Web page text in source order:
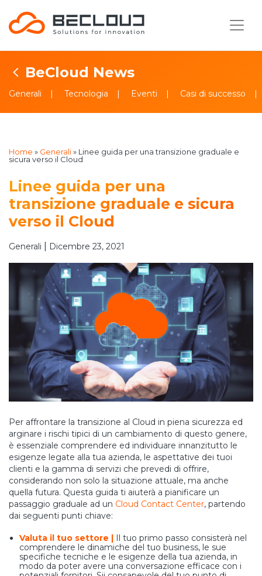
BeCloud News
Generali Tecnologia Eventi Casi di successo
Home » Generali» Linee guida per una transizione graduale e
sicura verso il Cloud
Linee guida per una
transizione graduale e sicura
verso il Cloud
Generali Dicembre 23, 2021
Per affrontare la transizione al Cloud in piena sicurezza ed
arginare i rischi tipici di un cambiamento di questo genere,
è essenziale comprendere ed individuare innanzitutto le
esigenze legate alla tua azienda, le aspettative dei tuoi
clienti e la gamma di servizi che prevedi di offrire,
considerando non solo la situazione attuale, ma anche
quella futura. Questa guida ti aiuterà a pianificare un
passaggio graduale ad un Cloud Contact Center, partendo
dai seguenti punti chiave:
Valuta il tuo settore | Il tuo primo passo consisterà nel
comprendere le dinamiche del tuo business, le sue
specifiche tecniche e le esigenze della tua azienda, in
modo da poter avere una conversazione efficace con i